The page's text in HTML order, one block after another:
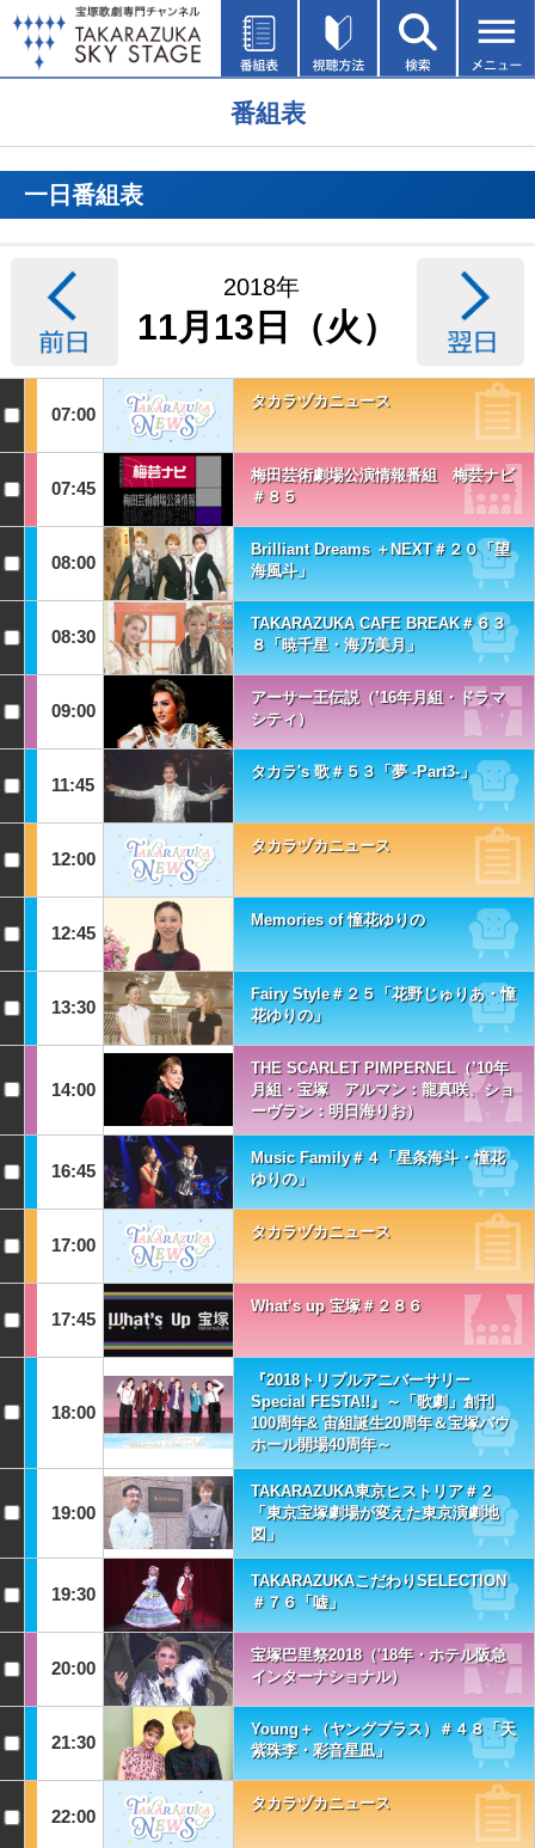
番組表
一日番組表
2018年
11月13日（火）
07:00
タカラヅカニュース
07:45
梅田芸術劇場公演情報番組 梅芸ナビ
＃８５
08:00
Brilliant Dreams ＋NEXT＃２０「望
海風斗」
08:30
TAKARAZUKA CAFE BREAK＃６３
８「暁千星・海乃美月」
09:00
アーサー王伝説（’16年月組・ドラマ
シティ）
11:45
タカラ's 歌＃５３「夢 -Part3-」
12:00
タカラヅカニュース
12:45
Memories of 憧花ゆりの
13:30
Fairy Style＃２５「花野じゅりあ・憧
花ゆりの」
14:00
THE SCARLET PIMPERNEL（’10年
月組・宝塚 アルマン：龍真咲、ショ
ーヴラン：明日海りお）
16:45
Music Family＃４「星条海斗・憧花
ゆりの」
17:00
タカラヅカニュース
17:45
What’s up 宝塚＃２８６
18:00
『2018トリプルアニバーサリー
Special FESTA!!』～「歌劇」創刊
100周年& 宙組誕生20周年＆宝塚バウ
ホール開場40周年～
19:00
TAKARAZUKA東京ヒストリア＃２
「東京宝塚劇場が変えた東京演劇地
図」
19:30
TAKARAZUKAこだわりSELECTION
＃７６「嘘」
20:00
宝塚巴里祭2018（'18年・ホテル阪急
インターナショナル）
21:30
Young＋（ヤングプラス）＃４８「天
紫珠李・彩音星凪」
22:00
タカラヅカニュース